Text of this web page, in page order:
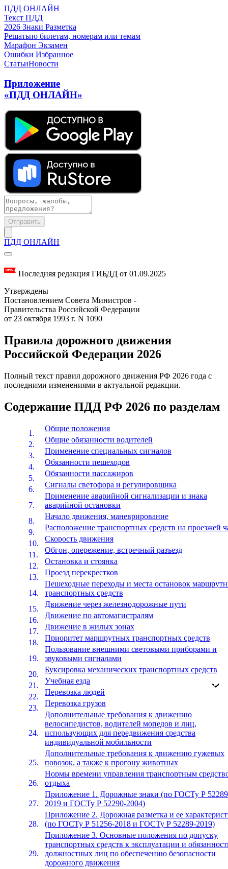
ПДД ОНЛАЙН
Текст ПДД
2026 Знаки Разметка
Решатьпо билетам, номерам или темам
Марафон Экзамен
Ошибки Избранное
СтатьиНовости
Приложение
«ПДД ОНЛАЙН»
Отправить
ПДД ОНЛАЙН
Последняя редакция ГИБДД от 01.09.2025
Утверждены
Постановлением Совета Министров -
Правительства Российской Федерации
от 23 октября 1993 г. N 1090
Правила дорожного движения
Российской Федерации 2026
Полный текст правил дорожного движения РФ 2026 года с
последними изменениями в актуальной редакции.
Содержание ПДД РФ 2026 по разделам
Общие положения
Общие обязанности водителей
Применение специальных сигналов
Обязанности пешеходов
Обязанности пассажиров
Сигналы светофора и регулировщика
Применение аварийной сигнализации и знака
аварийной остановки
Начало движения, маневрирование
Расположение транспортных средств на проезжей
Скорость движения
Обгон, опережение, встречный разъезд
Остановка и стоянка
Проезд перекрестков
Пешеходные переходы и места остановок
транспортных средств
Движение через железнодорожные пути
Движение по автомагистралям
Движение в жилых зонах
Приоритет маршрутных транспортных средств
Пользование внешними световыми приборами и
звуковыми сигналами
Буксировка механических транспортных средств
Учебная езда
Перевозка людей
Перевозка грузов
Дополнительные требования к движению
велосипедистов, водителей мопедов и лиц,
использующих для передвижения средства
индивидуальной мобильности
Дополнительные требования к движению гужевых
повозок, а также к прогону животных
Нормы времени управления транспортным
отдыха
Приложение 1. Дорожные знаки (по ГОСТу Р
2019 и ГОСТу Р 52290-2004)
Приложение 2. Дорожная разметка и ее
(по ГОСТу Р 51256-2018 и ГОСТу Р 52289-2019)
Приложение 3. Основные положения по допуску
транспортных средств к эксплуатации и
должностных лиц по обеспечению безопасности
дорожного движения